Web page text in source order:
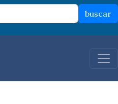
buscar